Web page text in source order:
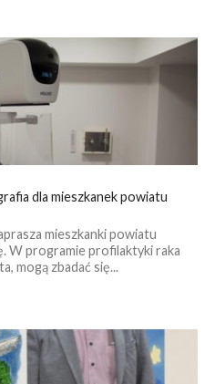
dla mieszkanek powiatu
mieszkanki powiatu
W programie profilaktyki raka
mogą zbadać się...